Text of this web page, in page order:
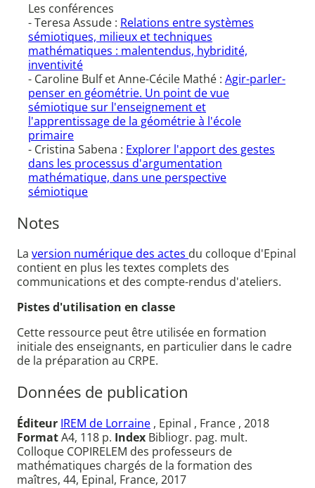
Les conférences
- Teresa Assude : Relations entre systèmes
sémiotiques, milieux et techniques
mathématiques : malentendus, hybridité,
inventivité
- Caroline Bulf et Anne-Cécile Mathé : Agir-parler-
penser en géométrie. Un point de vue
sémiotique sur l'enseignement et
l'apprentissage de la géométrie à l'école
primaire
- Cristina Sabena : Explorer l'apport des gestes
dans les processus d'argumentation
mathématique, dans une perspective
sémiotique
Notes
La version numérique des actes du colloque d'Epinal
contient en plus les textes complets des
communications et des compte-rendus d'ateliers.
Pistes d'utilisation en classe
Cette ressource peut être utilisée en formation
initiale des enseignants, en particulier dans le cadre
de la préparation au CRPE.
Données de publication
Éditeur IREM de Lorraine , Epinal , France , 2018
FormatA4, 118 p. Index Bibliogr. pag. mult.
Colloque COPIRELEM des professeurs de
mathématiques chargés de la formation des
maîtres, 44, Epinal, France, 2017